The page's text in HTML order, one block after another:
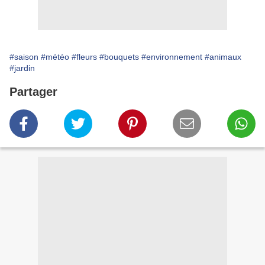
#saison #météo #fleurs #bouquets #environnement #animaux
#jardin
Partager